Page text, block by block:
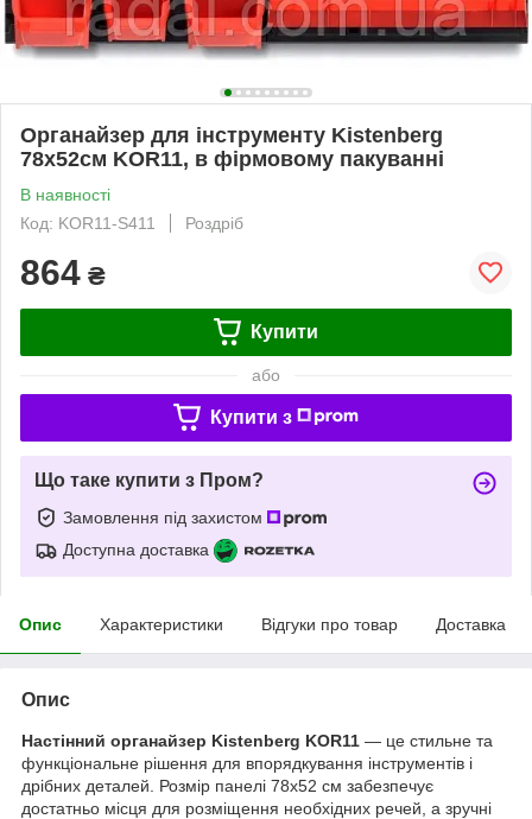
Органайзер для інструменту Kistenberg
78х52см KOR11, в фірмовому пакуванні
В наявності
Код: KOR11-S411
Роздріб
864 ₴
Купити
або
Купити з
Що таке купити з Пром?
Замовлення під захистом
Доступна доставка
Опис Характеристики Відгуки про товар Доставка
Опис
Настінний органайзер Kistenberg KOR11 — це стильне та
функціональне рішення для впорядкування інструментів і
дрібних деталей. Розмір панелі 78х52 см забезпечує
достатньо місця для розміщення необхідних речей, а зручні